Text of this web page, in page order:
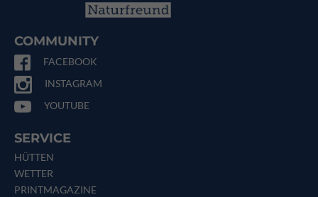
COMMUNITY
FACEBOOK
INSTAGRAM
YOUTUBE
SERVICE
HÜTTEN
WETTER
PRINTMAGAZINE